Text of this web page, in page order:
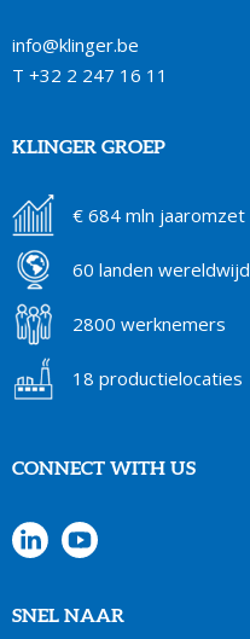
info@klinger.be
T +32 2 247 16 11
KLINGER GROEP
€ 684 mln jaaromzet
60 landen wereldwijd
2800 werknemers
18 productielocaties
CONNECT WITH US
SNEL NAAR